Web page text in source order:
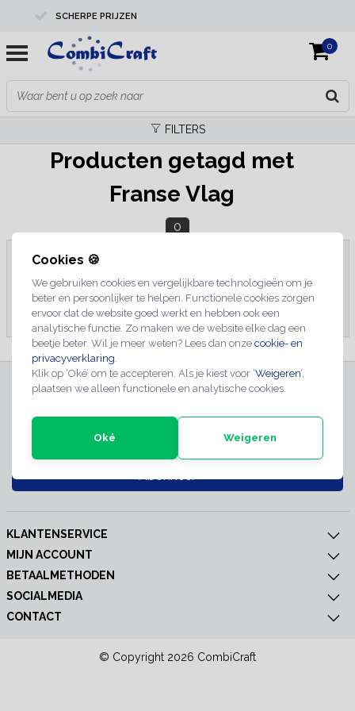
Cookies 🍪
We gebruiken cookies en vergelijkbare technologieën om je
beter en persoonlijker te helpen. Functionele cookies zorgen
ervoor dat de website goed werkt en hebben ook een
analytische functie. Zo maken we de website elke dag een
beetje beter. Wil je meer weten? Lees dan onze cookie- en
privacyverklaring
Klik op ‘Oké’ om te accepteren. Als je kiest voor ‘Weigeren’,
plaatsen we alleen functionele en analytische cookies.
Oké Weigeren
SCHERPE PRIJZEN
PROFESSIONELE KWALITEIT
EXPERTS IN MAATWERK
0
FILTERS
Producten getagd met
Franse Vlag
0
Geen producten gevonden!...
INSCHRIJVEN NIEUWSBRIEF
Abonneer
KLANTENSERVICE
MIJN ACCOUNT
BETAALMETHODEN
SOCIALMEDIA
CONTACT
© Copyright 2026 CombiCraft